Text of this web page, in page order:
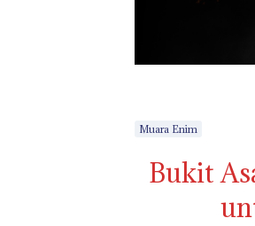
Muara Enim
Bukit